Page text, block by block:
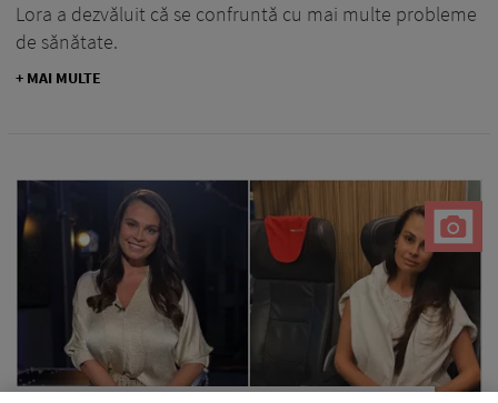
Lora a dezvăluit că se confruntă cu mai multe probleme
de sănătate.
+ MAI MULTE